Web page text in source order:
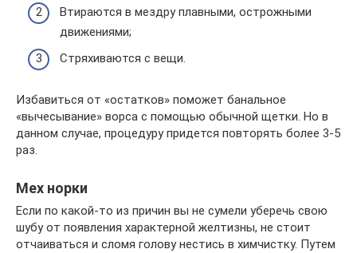
Втираются в мездру плавными, острожными
движениями;
Стряхиваются с вещи.
Избавиться от «остатков» поможет банальное
«вычесывание» ворса с помощью обычной щетки. Но в
данном случае, процедуру придется повторять более 3-5
раз.
Мех норки
Если по какой-то из причин вы не сумели уберечь свою
шубу от появления характерной желтизны, не стоит
отчаиваться и сломя голову нестись в химчистку. Путем